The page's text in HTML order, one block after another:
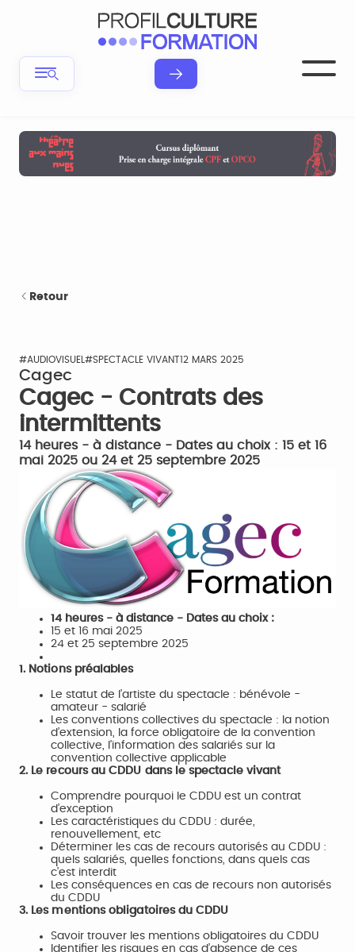
Retour
#AUDIOVISUEL #SPECTACLE VIVANT12 MARS 2025
Cagec
Cagec - Contrats des
intermittents
14 heures - à distance - Dates au choix : 15 et 16
mai 2025 ou 24 et 25 septembre 2025
14 heures - à distance - Dates au choix :
15 et 16 mai 2025
24 et 25 septembre 2025
1. Notions préalables
Le statut de l’artiste du spectacle : bénévole -
amateur - salarié
Les conventions collectives du spectacle : la notion
d’extension, la force obligatoire de la convention
collective, l’information des salariés sur la
convention collective applicable
2. Le recours au CDDU dans le spectacle vivant
Comprendre pourquoi le CDDU est un contrat
d’exception
Les caractéristiques du CDDU : durée,
renouvellement, etc
Déterminer les cas de recours autorisés au CDDU :
quels salariés, quelles fonctions, dans quels cas
c’est interdit
Les conséquences en cas de recours non autorisés
du CDDU
3. Les mentions obligatoires du CDDU
Savoir trouver les mentions obligatoires du CDDU
Identifier les risques en cas d’absence de ces